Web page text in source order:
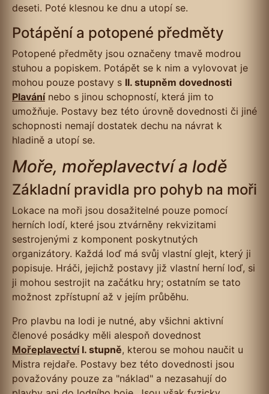
deseti. Poté klesnou ke dnu a utopí se.
Potápění a potopené předměty
Potopené předměty jsou označeny tmavě modrou
stuhou a popiskem. Potápět se k nim a vylovovat je
mohou pouze postavy s II. stupněm dovednosti
Plavánínebo s jinou schopností, která jim to
umožňuje. Postavy bez této úrovně dovednosti či jiné
schopnosti nemají dostatek dechu na návrat k
hladině a utopí se.
Moře, mořeplavectví a lodě
Základní pravidla pro pohyb na moři
Lokace na moři jsou dosažitelné pouze pomocí
herních lodí, které jsou ztvárněny rekvizitami
sestrojenými z komponent poskytnutých
organizátory. Každá loď má svůj vlastní glejt, který ji
popisuje. Hráči, jejichž postavy již vlastní herní loď, si
ji mohou sestrojit na začátku hry; ostatním se tato
možnost zpřístupní až v jejím průběhu.
Pro plavbu na lodi je nutné, aby všichni aktivní
členové posádky měli alespoň dovednost
MořeplavectvíI. stupně, kterou se mohou naučit u
Mistra rejdaře. Postavy bez této dovednosti jsou
považovány pouze za "náklad" a nezasahují do